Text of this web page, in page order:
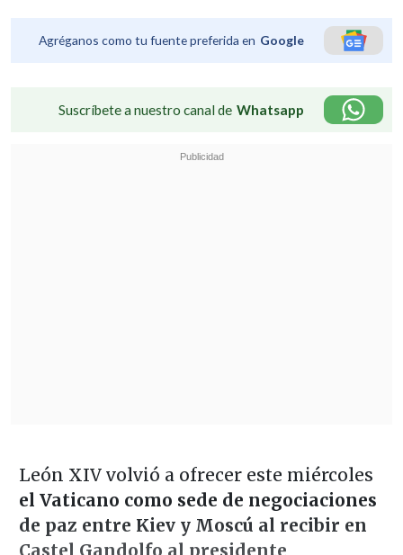
Agréganos como tu fuente preferida en Google
Suscríbete a nuestro canal de Whatsapp
León XIV volvió a ofrecer este miércoles
el Vaticano como sede de negociaciones
de paz entre Kiev y Moscú al recibir en
Castel Gandolfo al presidente